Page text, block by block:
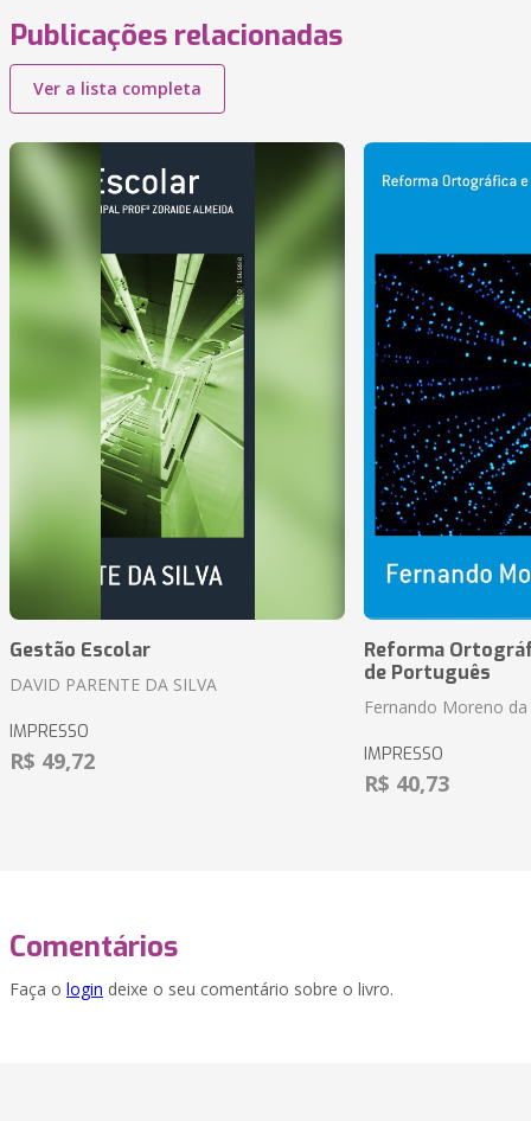
Publicações relacionadas
Ver a lista completa
Gestão Escolar
DAVID PARENTE DA SILVA
IMPRESSO
R$ 49,72
Reforma
de Português
Fernando Moreno da
IMPRESSO
R$ 40,73
Comentários
Faça o login deixe o seu comentário sobre o livro.